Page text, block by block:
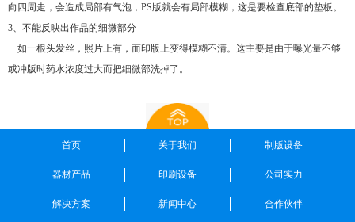
向四周走，会造成局部有气泡，PS版就会有局部模糊，这是要检查底部的垫板。
3、不能反映出作品的细微部分
如一根头发丝，照片上有，而印版上变得模糊不清。这主要是由于曝光量不够
或冲版时药水浓度过大而把细微部洗掉了。
首页 关于我们 制版设备
器材产品 印刷设备 公司实力
解决方案 新闻中心 合作伙伴